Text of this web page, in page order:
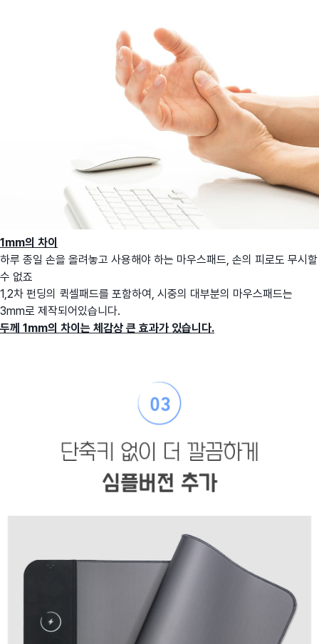
1mm의 차이
하루 종일 손을 올려놓고 사용해야 하는 마우스패드, 손의 피로도 무시할
수 없죠
1,2차 펀딩의 퀵셀패드를 포함하여, 시중의 대부분의 마우스패드는
3mm로 제작되어있습니다.
두께 1mm의 차이는 체감상 큰 효과가 있습니다.